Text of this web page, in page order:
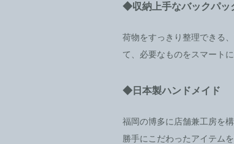
◆収納上手なバックパッ
荷物をすっきり整理できる
て、必要なものをスマートに
◆日本製ハンドメイド
福岡の博多に店舗兼工房を
勝手にこだわったアイテム